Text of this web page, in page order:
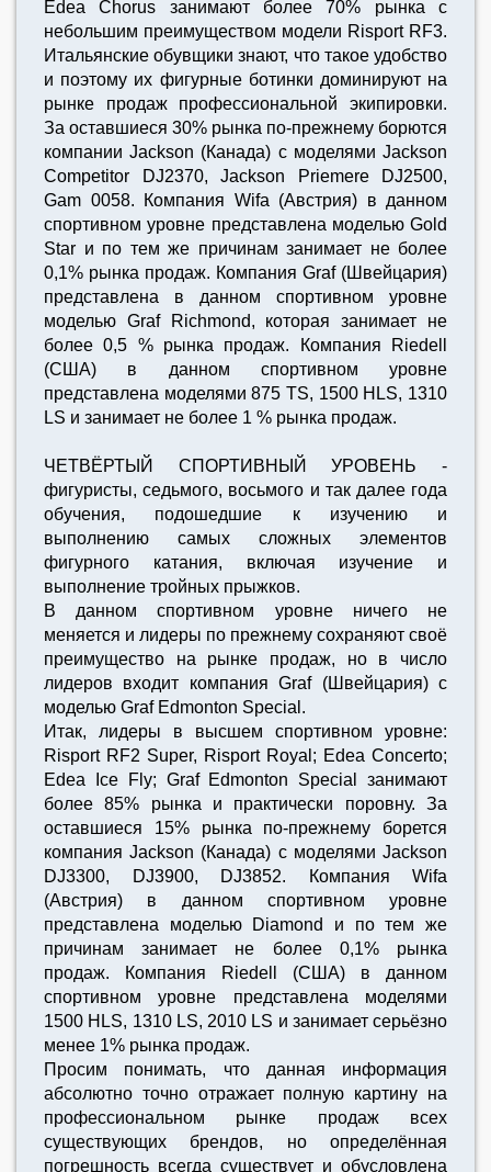
Edea Chorus занимают более 70% рынка с
небольшим преимуществом модели Risport RF3.
Итальянские обувщики знают, что такое удобство
и поэтому их фигурные ботинки доминируют на
рынке продаж профессиональной экипировки.
За оставшиеся 30% рынка по-прежнему борются
компании Jackson (Канада) с моделями Jackson
Competitor DJ2370, Jackson Priemere DJ2500,
Gam 0058. Компания Wifa (Австрия) в данном
спортивном уровне представлена моделью Gold
Star и по тем же причинам занимает не более
0,1% рынка продаж. Компания Graf (Швейцария)
представлена в данном спортивном уровне
моделью Graf Richmond, которая занимает не
более 0,5 % рынка продаж. Компания Riedell
(США) в данном спортивном уровне
представлена моделями 875 TS, 1500 HLS, 1310
LS и занимает не более 1 % рынка продаж.
ЧЕТВЁРТЫЙ СПОРТИВНЫЙ УРОВЕНЬ -
фигуристы, седьмого, восьмого и так далее года
обучения, подошедшие к изучению и
выполнению самых сложных элементов
фигурного катания, включая изучение и
выполнение тройных прыжков.
В данном спортивном уровне ничего не
меняется и лидеры по прежнему сохраняют своё
преимущество на рынке продаж, но в число
лидеров входит компания Graf (Швейцария) с
моделью Graf Edmonton Special.
Итак, лидеры в высшем спортивном уровне:
Risport RF2 Super, Risport Royal; Edea Concerto;
Edea Ice Fly; Graf Edmonton Special занимают
более 85% рынка и практически поровну. За
оставшиеся 15% рынка по-прежнему борется
компания Jackson (Канада) с моделями Jackson
DJ3300, DJ3900, DJ3852. Компания Wifa
(Австрия) в данном спортивном уровне
представлена моделью Diamond и по тем же
причинам занимает не более 0,1% рынка
продаж. Компания Riedell (США) в данном
спортивном уровне представлена моделями
1500 HLS, 1310 LS, 2010 LS и занимает серьёзно
менее 1% рынка продаж.
Просим понимать, что данная информация
абсолютно точно отражает полную картину на
профессиональном рынке продаж всех
существующих брендов, но определённая
погрешность всегда существует и обусловлена